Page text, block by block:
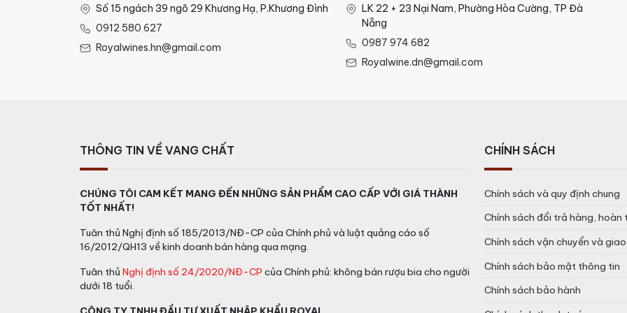
Chimay Bleue mang đến một trải nghiệm uống bia phong phú và sâu sắc, với một hương vị đậm đà,
hương vị đa dạng của trái cây chín mọng, hạt giống, gia vị và mật độ của mạch nha, tất cả hòa
lượng trong nghệ thuật làm bia của Bỉ.
Đặc điểm Bia Chimay Blue Grande Reserve
: Chimay Blue Grande Réserve thuộc dòng bia Ale, được ủ trong chai lớn và có thời gian lên
Hương vị:Bia này có hương vị phức tạp, với gợi ý của hạt dẻ, trái cây sấy khô, cà phê, chocolate
nó rất đậm đà và giàu độ cồn.
Độ cồn: Chimay Blue Grande Réserve có độ cồn khoảng 9% vol., tạo ra một cảm giác ấm áp khi
Số 15 ngách 39 ngõ 29 Khương Hạ, P.Khương Đình
0912 580 627
Royalwines.hn@gmail.com
LK 22 + 23 Nại Nam, Phường Hòa Cường, TP Đà
Nẵng
0987 974 682
Royalwine.dn@gmail.com
THÔNG TIN VỀ VANG CHẤT
CHÚNG TÔI CAM KẾT MANG ĐẾN NHỮNG SẢN PHẨM CAO CẤP VỚI GIÁ THÀNH
TỐT NHẤT!
Tuân thủ Nghị định số 185/2013/NĐ-CP của Chính phủ và luật quảng cáo số
16/2012/QH13 về kinh doanh bán hàng qua mạng.
Tuân thủ Nghị định số 24/2020/NĐ-CP của Chính phủ: không bán rượu bia cho người
dưới 18 tuổi.
CHÍNH SÁCH
Chính sách và quy định chung
Chính sách đổi trả hàng, hoàn
Chính sách vận chuyển và
Chính sách bảo mật thông tin
Chính sách bảo hành